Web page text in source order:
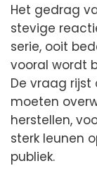
Het gedrag
stevige
serie, ooit
vooral wordt
De vraag rijst
moeten
herstellen,
sterk leunen
publiek.